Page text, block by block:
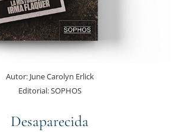
Autor:June Carolyn Erlick
Editorial:SOPHOS
Desaparecida